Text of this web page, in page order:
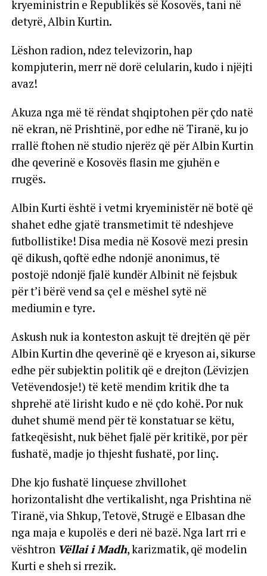
kryeministrin e Republikës së Kosovës, tani në
detyrë, Albin Kurtin.
Lëshon radion, ndez televizorin, hap
kompjuterin, merr në dorë celularin, kudo i njëjti
avaz!
Akuza nga më të rëndat shqiptohen për çdo natë
në ekran, në Prishtinë, por edhe në Tiranë, ku jo
rrallë ftohen në studio njerëz që për Albin Kurtin
dhe qeverinë e Kosovës flasin me gjuhën e
rrugës.
Albin Kurti është i vetmi kryeministër në botë që
shahet edhe gjatë transmetimit të ndeshjeve
futbollistike! Disa media në Kosovë mezi presin
që dikush, qoftë edhe ndonjë anonimus, të
postojë ndonjë fjalë kundër Albinit në fejsbuk
për t’i bërë vend sa çel e mëshel sytë në
mediumin e tyre.
Askush nuk ia konteston askujt të drejtën që për
Albin Kurtin dhe qeverinë që e kryeson ai, sikurse
edhe për subjektin politik që e drejton (Lëvizjen
Vetëvendosje!) të ketë mendim kritik dhe ta
shprehë atë lirisht kudo e në çdo kohë. Por nuk
duhet shumë mend për të konstatuar se këtu,
fatkeqësisht, nuk bëhet fjalë për kritikë, por për
fushatë, madje jo thjesht fushatë, por linç.
Dhe kjo fushatë linçuese zhvillohet
horizontalisht dhe vertikalisht, nga Prishtina në
Tiranë, via Shkup, Tetovë, Strugë e Elbasan dhe
nga maja e kupolës e deri në bazë. Nga lart rri e
vështron Vëllai i Madh, karizmatik, që modelin
Kurti e sheh si rrezik.